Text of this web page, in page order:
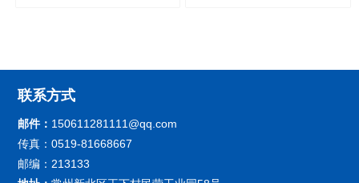
联系方式
邮件： 150611281111@qq.com
传真：0519-81668667
邮编：213133